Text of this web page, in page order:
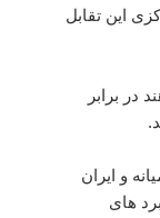
این تقابل
در برابر
و ایران
های